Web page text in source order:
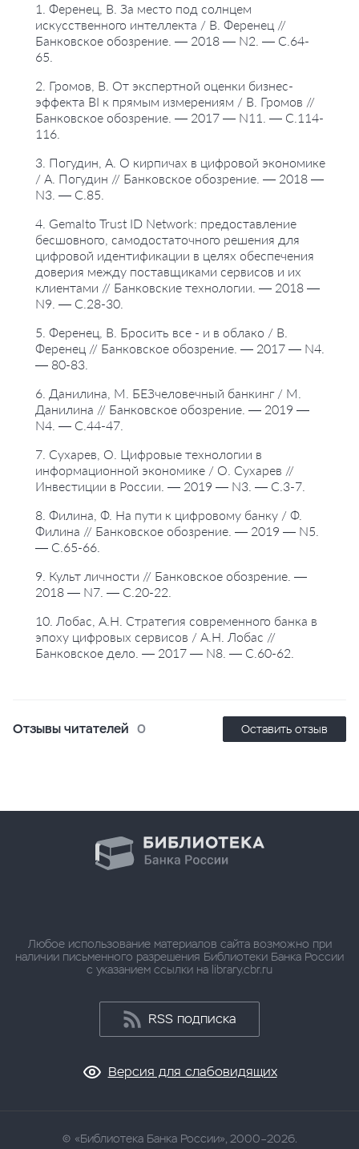
1. Ференец, В. За место под солнцем
искусственного интеллекта / В. Ференец //
Банковское обозрение. — 2018 — N2. — С.64-
65.
2. Громов, В. От экспертной оценки бизнес-
эффекта BI к прямым измерениям / В. Громов //
Банковское обозрение. — 2017 — N11. — С.114-
116.
3. Погудин, А. О кирпичах в цифровой экономике
/ А. Погудин // Банковское обозрение. — 2018 —
N3. — С.85.
4. Gemalto Trust ID Network: предоставление
бесшовного, самодостаточного решения для
цифровой идентификации в целях обеспечения
доверия между поставщиками сервисов и их
клиентами // Банковские технологии. — 2018 —
N9. — С.28-30.
5. Ференец, В. Бросить все - и в облако / В.
Ференец // Банковское обозрение. — 2017 — N4.
— 80-83.
6. Данилина, М. БЕЗчеловечный банкинг / М.
Данилина // Банковское обозрение. — 2019 —
N4. — С.44-47.
7. Сухарев, О. Цифровые технологии в
информационной экономике / О. Сухарев //
Инвестиции в России. — 2019 — N3. — С.3-7.
8. Филина, Ф. На пути к цифровому банку / Ф.
Филина // Банковское обозрение. — 2019 — N5.
— С.65-66.
9. Культ личности // Банковское обозрение. —
2018 — N7. — С.20-22.
10. Лобас, А.Н. Стратегия современного банка в
эпоху цифровых сервисов / А.Н. Лобас //
Банковское дело. — 2017 — N8. — С.60-62.
Отзывы читателей 0 Оставить отзыв
Любое использование материалов сайта возможно при
наличии письменного разрешения Библиотеки Банка России
с указанием ссылки на library.cbr.ru
RSS подписка
Версия для слабовидящих
«Библиотека Банка России», 2000–2026.